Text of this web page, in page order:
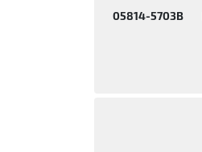
05814-5703B